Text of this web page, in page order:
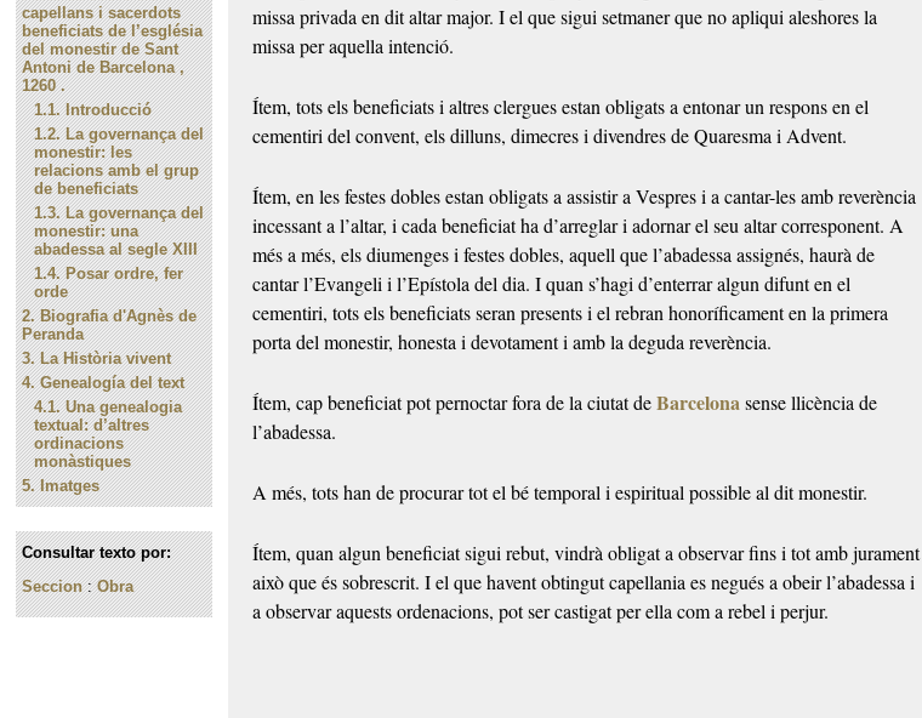
capellans i sacerdots
beneficiats de l’església
del monestir de Sant
Antoni de Barcelona ,
1260 .
1.1.Introducció
1.2.La governança del
monestir: les
relacions amb el grup
de beneficiats
1.3.La governança del
monestir: una
abadessa al segle XIII
1.4.Posar ordre, fer
orde
2.Biografia d'Agnès de
Peranda
3.La Història vivent
4.Genealogía del text
4.1.Una genealogia
textual: d’altres
ordinacions
monàstiques
5.Imatges
Consultar texto por:
Seccion:Obra
missa privada en dit altar major. I el que sigui setmaner que no apliqui aleshores la
missa per aquella intenció.
Ítem, tots els beneficiats i altres clergues estan obligats a entonar un respons en el
cementiri del convent, els dilluns, dimecres i divendres de Quaresma i Advent.
Ítem, en les festes dobles estan obligats a assistir a Vespres i a cantar-les amb reverència
incessant a l’altar, i cada beneficiat ha d’arreglar i adornar el seu altar corresponent. A
més a més, els diumenges i festes dobles, aquell que l’abadessa assignés, haurà de
cantar l’Evangeli i l’Epístola del dia. I quan s’hagi d’enterrar algun difunt en el
cementiri, tots els beneficiats seran presents i el rebran honoríficament en la primera
porta del monestir, honesta i devotament i amb la deguda reverència.
Ítem, cap beneficiat pot pernoctar fora de la ciutat deBarcelona sense llicència de
l’abadessa.
A més, tots han de procurar tot el bé temporal i espiritual possible al dit monestir.
Ítem, quan algun beneficiat sigui rebut, vindrà obligat a observar fins i tot amb jurament
això que és sobrescrit. I el que havent obtingut capellania es negués a obeir l’abadessa i
a observar aquests ordenacions, pot ser castigat per ella com a rebel i perjur.